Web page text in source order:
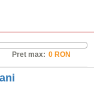
Pret max: